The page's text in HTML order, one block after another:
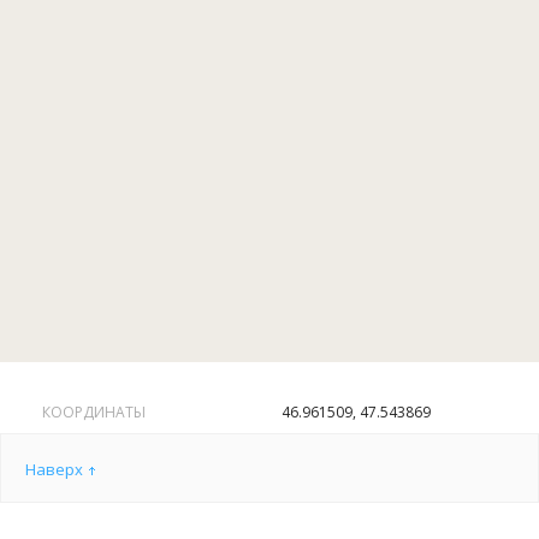
КООРДИНАТЫ 46.961509, 47.543869
Наверх